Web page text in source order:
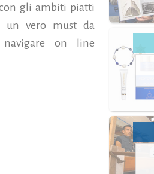
con gli ambiti piatti
un vero must da
navigare on line